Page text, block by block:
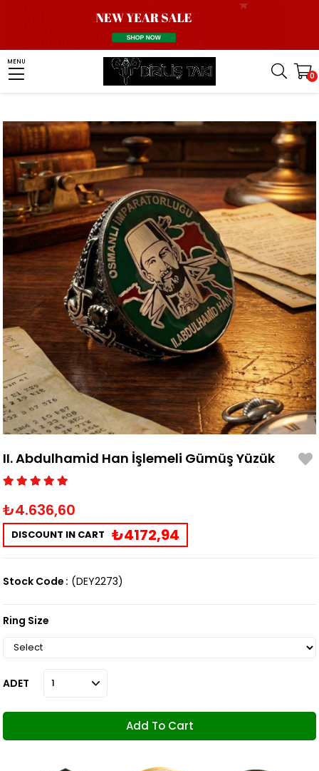
MENU
0
Men Silver Ring Ottoman Ring
II. Abdulhamid Han İşlemeli Gümüş Yüzük
II. Abdulhamid Han İşlemeli Gümüş Yüzük
₺4.636,60
DISCOUNT IN CART ₺4172,94
Stock Code (DEY2273)
Ring Size
ADET